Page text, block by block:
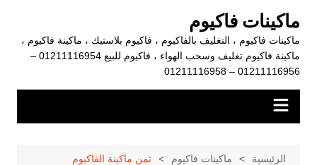
المحتوى
ماكينات فاكيوم
ماكينات فاكيوم ، التغليف بالفاكيوم ، فاكيوم بلاستيك ، ماكينة فاكيوم ،
ماكينة فاكيوم تغليف وسحب الهواء ، فاكيوم للبيع 01211116954 –
01211116956 – 01211116958
الرئيسية ماكينات فاكيوم ثمن ماكينة الفاكيوم